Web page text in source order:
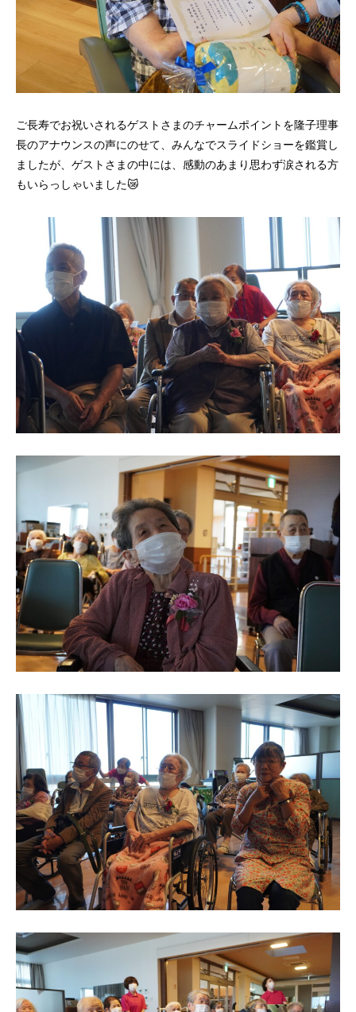
ご長寿でお祝いされるゲストさまのチャームポイントを隆子理事
長のアナウンスの声にのせて、みんなでスライドショーを鑑賞し
ましたが、 ゲストさまの中には、感動のあまり思わず涙される方
もいらっしゃいました😿